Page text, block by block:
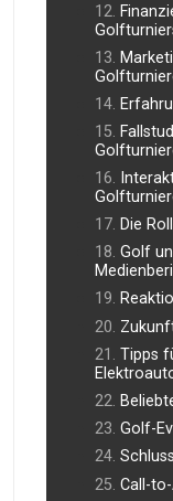
Die
Golf
Tipps
Golf-
Call-